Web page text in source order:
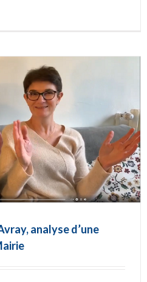
analyse d’une